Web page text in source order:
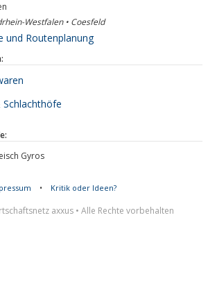
Westfalen • Coesfeld
und Routenplanung
Gyros
• Kritik oder Ideen?
axxus • Alle Rechte vorbehalten